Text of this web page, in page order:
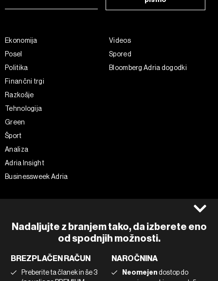
Nadaljujte z branjem tako, da izberete eno
od spodnjih možnosti.
BREZPLAČEN RAČUN
Preberite ta članek in še 3
NAROČNINA
Neomejendostop do
Ekonomija
Posel
Politika
Finančni trgi
Razkošje
Tehnologija
Green
Šport
Analiza
Adria Insight
Businessweek Adria
Videos
Spored
Bloomberg Adria dogodki
Piškotki
Marketing
Uporaba umetne inteligence
Instagram
Linkedin
Tiktok